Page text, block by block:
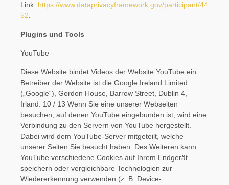
Link: https://www.dataprivacyframework.gov/participant/44
52
Plugins und Tools
YouTube
Diese Website bindet Videos der Website YouTube ein.
Betreiber der Website ist die Google Ireland Limited
(„Google“), Gordon House, Barrow Street, Dublin 4,
Irland. 10 / 13 Wenn Sie eine unserer Webseiten
besuchen, auf denen YouTube eingebunden ist, wird eine
Verbindung zu den Servern von YouTube hergestellt.
Dabei wird dem YouTube-Server mitgeteilt, welche
unserer Seiten Sie besucht haben. Des Weiteren kann
YouTube verschiedene Cookies auf Ihrem Endgerät
speichern oder vergleichbare Technologien zur
Wiedererkennung verwenden (z. B. Device-